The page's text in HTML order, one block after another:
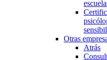
Otras
Atrás